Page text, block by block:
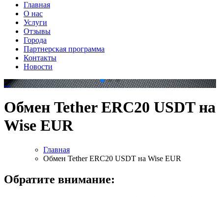
Главная
О нас
Услуги
Отзывы
Города
Партнерская программа
Контакты
Новости
. .
Обмен Tether ERC20 USDT на
Wise EUR
Главная
Обмен Tether ERC20 USDT на Wise EUR
Обратите внимание: